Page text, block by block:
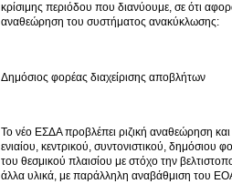
κρίσιμης περιόδου που διανύουμε, σε ότι
αναθεώρηση του συστήματος ανακύκλωσης:
Δημόσιος φορέας διαχείρισης αποβλήτων
Το νέο ΕΣΔΑ προβλέπει ριζική αναθεώρηση
ενιαίου, κεντρικού, συντονιστικού,
του θεσμικού πλαισίου με στόχο την
άλλα υλικά, με παράλληλη αναβάθμιση του